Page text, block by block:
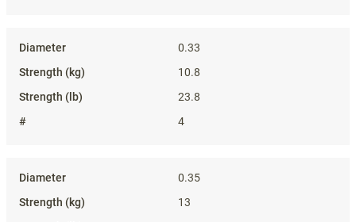
0.33
10.8
23.8
4
0.35
13